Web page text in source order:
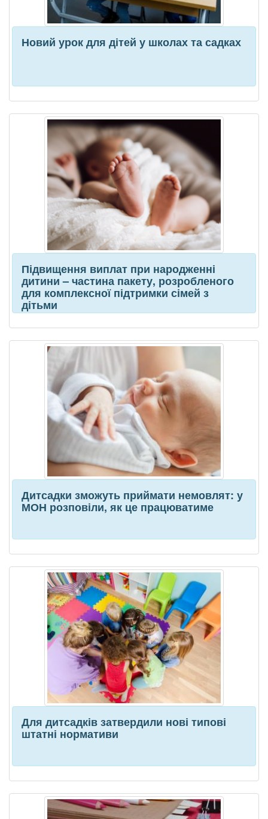
Новий урок для дітей у школах та садках
Підвищення виплат при народженні
дитини – частина пакету, розробленого
для комплексної підтримки сімей з
дітьми
Дитсадки зможуть приймати немовлят: у
МОН розповіли, як це працюватиме
Для дитсадків затвердили нові типові
штатні нормативи